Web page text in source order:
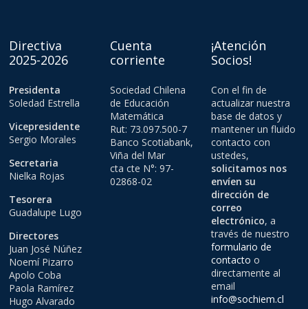
Directiva
2025-2026
Presidenta
Soledad Estrella
Vicepresidente
Sergio Morales
Secretaria
Nielka Rojas
Tesorera
Guadalupe Lugo
Directores
Juan José Núñez
Noemí Pizarro
Apolo Coba
Paola Ramírez
Hugo Alvarado
Cuenta
corriente
Sociedad Chilena
de Educación
Matemática
Rut: 73.097.500-7
Banco Scotiabank,
Viña del Mar
cta cte N°: 97-
02868-02
¡Atención
Socios!
Con el fin de
actualizar nuestra
base de datos y
mantener un fluido
contacto con
ustedes,
solicitamos nos
envíen su
dirección de
correo
electrónico, a
través de nuestro
formulario de
contacto o
directamente al
email
info@sochiem.cl